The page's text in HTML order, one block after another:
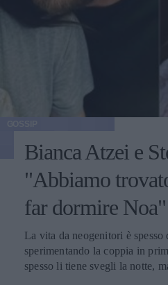
Bianca Atzei e
"Abbiamo
far dormire Noa"
La vita da neogenitori è spesso
sperimentando la coppia in
spesso li tiene svegli la notte,